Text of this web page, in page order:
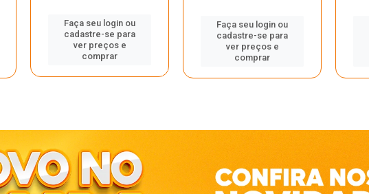
Faça seu login ou
cadastre-se para
ver preços e
comprar
Faça seu login ou
cadastre-se para
ver preços e
comprar